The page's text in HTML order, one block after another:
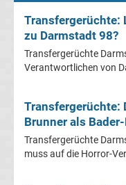
Transfergerüchte
Offenbach
Transfergerüchte
Transfergerüchte:
zu Darmstadt 98?
Transfergerüchte
Verantwortlichen von
Transfergerüchte:
Brunner als
Transfergerüchte
muss auf die Horror-